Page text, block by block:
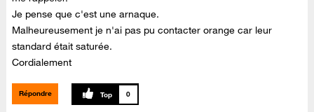
Je pense que c'est une arnaque.
Malheureusement je n'ai pas pu contacter orange car leur
standard était saturée.
Cordialement
Répondre 0